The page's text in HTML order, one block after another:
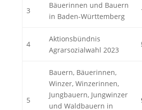
3
Bäuerinnen und Bauern
in Baden-Württemberg
4
Aktionsbündnis
Agrarsozialwahl 2023
5
Bauern, Bäuerinnen,
Winzer, Winzerinnen,
Jungbauern, Jungwinzer
und Waldbauern in